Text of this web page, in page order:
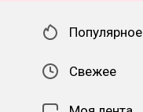
Популярное
Свежее